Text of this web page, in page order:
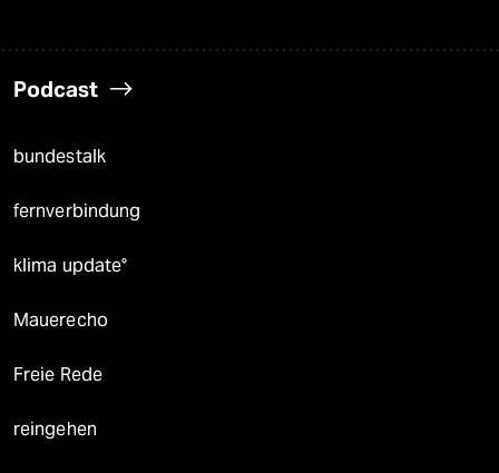
Podcast
bundestalk
fernverbindung
klima update°
Mauerecho
Freie Rede
reingehen